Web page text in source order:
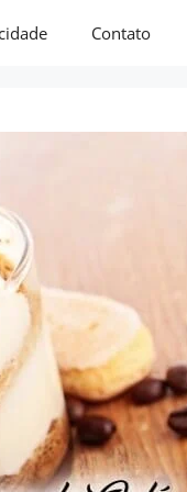
Contato